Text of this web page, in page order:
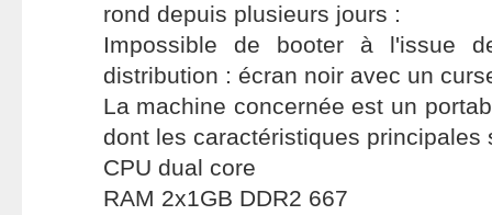
rond depuis plusieurs jours :
Impossible de booter à l'issue
distribution : écran noir avec un
La machine concernée est un
dont les caractéristiques principales
CPU dual core
RAM 2x1GB DDR2 667